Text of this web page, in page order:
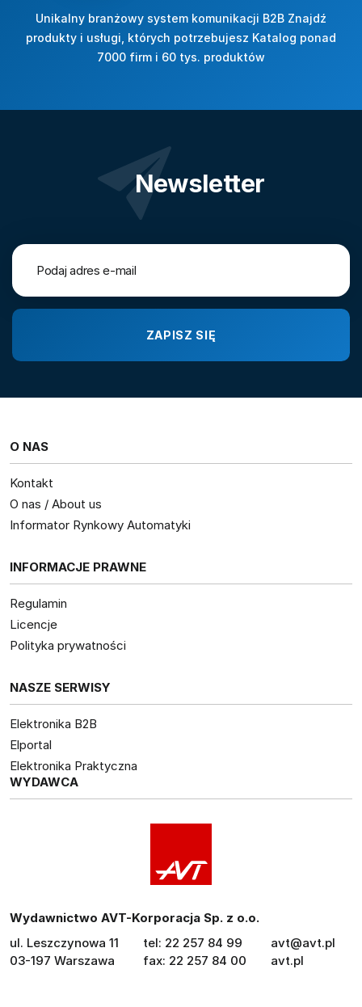
Unikalny branżowy system komunikacji B2B Znajdź
produkty i usługi, których potrzebujesz Katalog ponad
7000 firm i 60 tys. produktów
Newsletter
O NAS
Kontakt
O nas / About us
Informator Rynkowy Automatyki
INFORMACJE PRAWNE
Regulamin
Licencje
Polityka prywatności
NASZE SERWISY
Elektronika B2B
Elportal
Elektronika Praktyczna
WYDAWCA
Wydawnictwo AVT-Korporacja Sp. z o.o.
ul. Leszczynowa 11
03-197 Warszawa
tel: 22 257 84 99
fax: 22 257 84 00
avt@avt.pl
avt.pl